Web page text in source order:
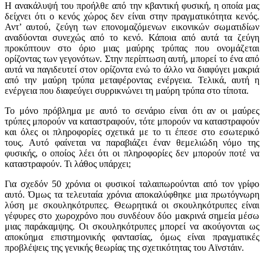
Η ανακάλυψή του προήλθε από την κβαντική φυσική, η οποία μας
δείχνει ότι ο κενός χώρος δεν είναι στην πραγματικότητα κενός.
Αντ’ αυτού, ζεύγη των επονομαζόμενων εικονικών σωματιδίων
αναδύονται συνεχώς από το κενό. Κάποια από αυτά τα ζεύγη
προκύπτουν στο όριο μιας μαύρης τρύπας που ονομάζεται
ορίζοντας των γεγονότων. Στην περίπτωση αυτή, μπορεί το ένα από
αυτά να παγιδευτεί στον ορίζοντα ενώ το άλλο να διαφύγει μακριά
από την μαύρη τρύπα μεταφέροντας ενέργεια. Τελικά, αυτή η
ενέργεια που διαφεύγει συρρικνώνει τη μαύρη τρύπα στο τίποτα.
Το μόνο πρόβλημα με αυτό το σενάριο είναι ότι αν οι μαύρες
τρύπες μπορούν να καταστραφούν, τότε μπορούν να καταστραφούν
και όλες οι πληροφορίες σχετικά με το τι έπεσε στο εσωτερικό
τους. Αυτό φαίνεται να παραβιάζει έναν θεμελιώδη νόμο της
φυσικής, ο οποίος λέει ότι οι πληροφορίες δεν μπορούν ποτέ να
καταστραφούν. Τι λάθος υπάρχει;
Για σχεδόν 50 χρόνια οι φυσικοί ταλαιπωρούνται από τον γρίφο
αυτό. Όμως τα τελευταία χρόνια αποκαλύφθηκε μια πρωτόγνωρη
λύση με σκουληκότρυπες. Θεωρητικά οι σκουληκότρυπες είναι
γέφυρες στο χωροχρόνο που συνδέουν δύο μακρινά σημεία μέσω
μιας παράκαμψης. Οι σκουληκότρυπες μπορεί να ακούγονται ως
αποκύημα επιστημονικής φαντασίας, όμως είναι πραγματικές
προβλέψεις της γενικής θεωρίας της σχετικότητας του Αϊνστάιν.